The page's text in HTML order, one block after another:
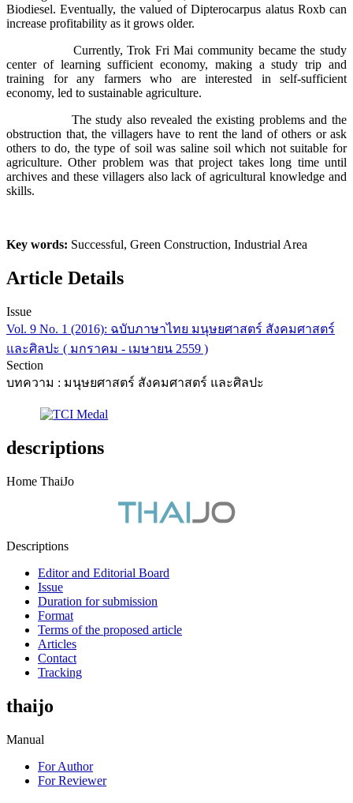
Biodiesel. Eventually, the valued of Dipterocarpus alatus Roxb can
increase profitability as it grows older.
Currently, Trok Fri Mai community became the study
center of learning sufficient economy, making a study trip and
training for any farmers who are interested in self-sufficient
economy, led to sustainable agriculture.
The study also revealed the existing problems and the
obstruction that, the villagers have to rent the land of others or ask
others to do, the type of soil was saline soil which not suitable for
agriculture. Other problem was that project takes long time until
archives and these villagers also lack of agricultural knowledge and
skills.
Key words: Successful, Green Construction, Industrial Area
Article Details
Issue
Vol. 9 No. 1 (2016): ฉบับภาษาไทย มนุษยศาสตร์ สังคมศาสตร์
และศิลปะ ( มกราคม - เมษายน 2559 )
Section
บทความ : มนุษยศาสตร์ สังคมศาสตร์ และศิลปะ
descriptions
Home ThaiJo
Descriptions
Editor and Editorial Board
Issue
Duration for submission
Format
Terms of the proposed article
Articles
Contact
Tracking
thaijo
Manual
For Author
For Reviewer